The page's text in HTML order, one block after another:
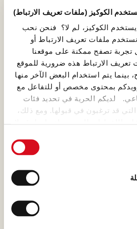
الكوكيز (ملفات تعريف الارتباط)
يستخدم الكوكيز، لم لا؟ فنحن نحب
ملفات تعريف الارتباط أو
تجربة تصفح ممكنة على موقعنا
تعريف الارتباط هذه ضرورية للموقع
يتم استخدام البعض الآخر منها
بمحتوى مخصص أو للتفاعل مع
لديكم الحرية في تحديد فئات
قد ترغبون في قبولها. ومع ذلك،
الكاكاو
إن الكاكاو سببًا رئيسيًا يجعل لمنتجات
لواكر طعمًا لا يقاوم، وهو مكوّن
فريد من نوعه نختاره ونعالجه
بشغف كبير!